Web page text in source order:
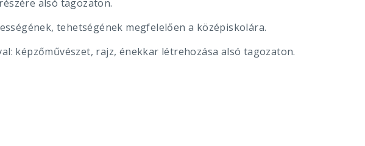
alsó tagozaton.
tehetségének megfelelően a középiskolára.
képzőművészet, rajz, énekkar létrehozása alsó tagozaton.